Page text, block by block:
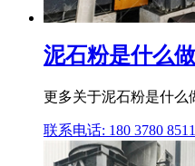
泥石粉是什么
更多关于泥石粉是什么
联系电话: 180 3780 8511